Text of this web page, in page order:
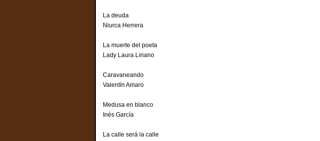
La deuda
Niurca Herrera
La muerte del poeta
Lady Laura Liriano
Caravaneando
Valentín Amaro
Medusa en blanco
Inés García
La calle será la calle